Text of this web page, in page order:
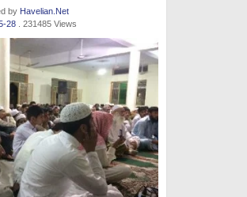
by Havelian.Net
28
. 231485 Views